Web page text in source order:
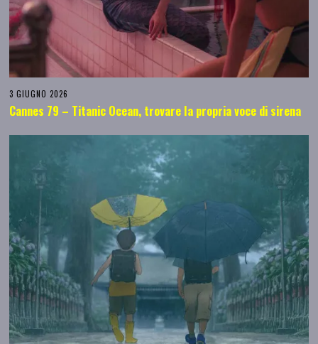
3 GIUGNO 2026
Cannes 79 – Titanic Ocean, trovare la propria voce di sirena